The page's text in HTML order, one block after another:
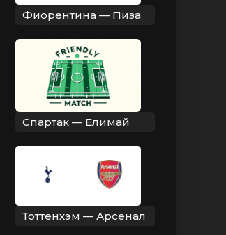
Фиорентина — Пиза
Спартак — Елимай
Тоттенхэм — Арсенал